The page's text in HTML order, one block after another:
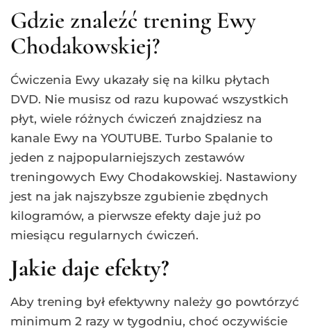
Gdzie znaleźć trening Ewy
Chodakowskiej?
Ćwiczenia Ewy ukazały się na kilku płytach
DVD. Nie musisz od razu kupować wszystkich
płyt, wiele różnych ćwiczeń znajdziesz na
kanale Ewy na YOUTUBE. Turbo Spalanie to
jeden z najpopularniejszych zestawów
treningowych Ewy Chodakowskiej. Nastawiony
jest na jak najszybsze zgubienie zbędnych
kilogramów, a pierwsze efekty daje już po
miesiącu regularnych ćwiczeń.
Jakie daje efekty?
Aby trening był efektywny należy go powtórzyć
minimum 2 razy w tygodniu, choć oczywiście